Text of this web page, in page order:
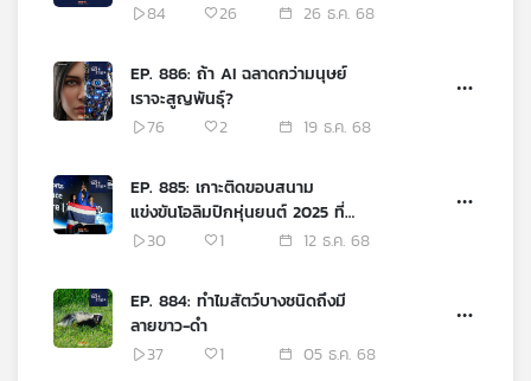
แผนที่
เครือ
84
26 26 ธ.ค. 68
EP. 886: ถ้า AI ฉลาดกว่ามนุษย์
เราจะสูญพันธุ์?
76
2 19 ธ.ค. 68
EP. 885: เกาะติดขอบสนาม
แข่งขันโอลิมปิกหุ่นยนต์ 2025 ที่
สิงคโปร์
30 1 12 ธ.ค. 68
EP. 884: ทำไมสัตว์บางชนิดถึงมี
ลายขาว-ดำ
37
1 05 ธ.ค. 68